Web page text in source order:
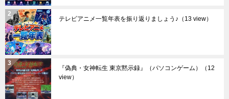
テレビアニメ一覧年表を振り返りましょう♪ （13 view）
『偽典・女神転生 東京黙示録』（パソコンゲーム）
（12
view）